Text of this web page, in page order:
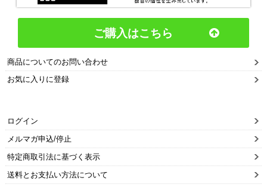
ご購入はこちら
商品についてのお問い合わせ
お気に入りに登録
ログイン
メルマガ申込/停止
特定商取引法に基づく表示
送料とお支払い方法について